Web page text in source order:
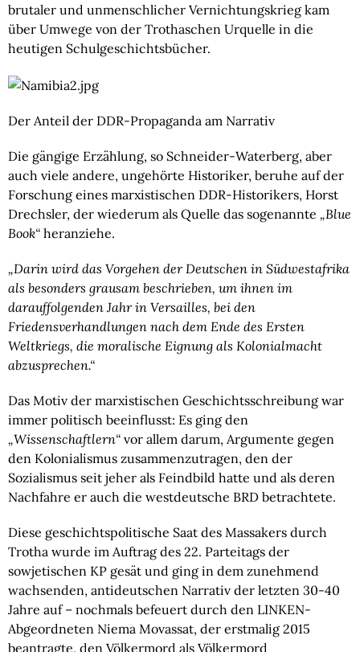
brutaler und unmenschlicher Vernichtungskrieg kam
über Umwege von der Trothaschen Urquelle in die
heutigen Schulgeschichtsbücher.
Der Anteil der DDR-Propaganda am Narrativ
Die gängige Erzählung, so Schneider-Waterberg, aber
auch viele andere, ungehörte Historiker, beruhe auf der
Forschung eines marxistischen DDR-Historikers, Horst
Drechsler, der wiederum als Quelle das sogenannte „Blue
Book“ heranziehe.
„Darin wird das Vorgehen der Deutschen in Südwestafrika
als besonders grausam beschrieben, um ihnen im
darauffolgenden Jahr in Versailles, bei den
Friedensverhandlungen nach dem Ende des Ersten
Weltkriegs, die moralische Eignung als Kolonialmacht
abzusprechen.“
Das Motiv der marxistischen Geschichtsschreibung war
„Wissenschaftlern“ vor allem darum, Argumente gegen
den Kolonialismus zusammenzutragen, den der
Sozialismus seit jeher als Feindbild hatte und als deren
Nachfahre er auch die westdeutsche BRD betrachtete.
Diese geschichtspolitische Saat des Massakers durch
Trotha wurde im Auftrag des 22. Parteitags der
sowjetischen KP gesät und ging in dem zunehmend
wachsenden, antideutschen Narrativ der letzten 30-40
Jahre auf – nochmals befeuert durch den LINKEN-
Abgeordneten Niema Movassat, der erstmalig 2015
beantragte, den Völkermord als Völkermord